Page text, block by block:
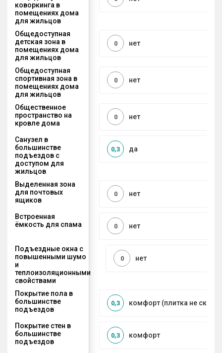
коворкинга в
помещениях дома
для жильцов
Общедоступная
детская зона в
помещениях дома
для жильцов
нет
0
Общедоступная
спортивная зона в
помещениях дома
для жильцов
нет
0
Общественное
пространство на
кровле дома
нет
0
Санузел в
большинстве
подъездов с
доступом для
жильцов
да
0,3
Выделенная зона
для почтовых
ящиков
нет
0
Встроенная
ёмкость для спама
нет
0
Подъездные окна с
повышенными шумо
и
теплоизоляционными
свойствами
нет
0
Покрытие пола в
большинстве
подъездов
комфорт (плитка не
0,3
Покрытие стен в
большинстве
подъездов
комфорт
0,3